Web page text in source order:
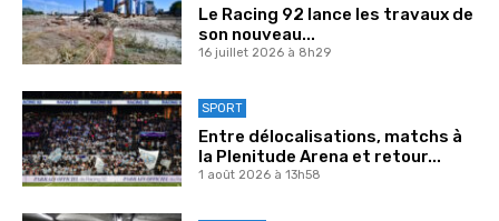
Le Racing 92 lance les travaux de
son nouveau...
16 juillet 2026 à 8h29
SPORT
Entre délocalisations, matchs à
la Plenitude Arena et retour...
1 août 2026 à 13h58